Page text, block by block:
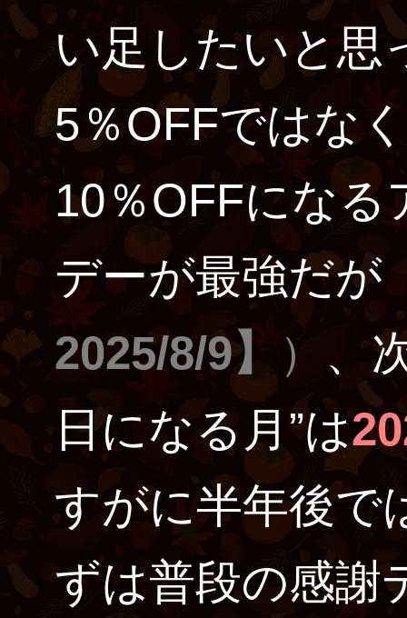
い足したいと思
5％OFFではな
10％OFFにな
デーが最強だが
2025/8/9】
） 、
日になる月”は
すがに半年後で
ずは普段の感謝